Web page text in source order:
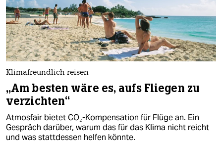
Klimafreundlich reisen
„Am besten wäre es, aufs Fliegen zu
verzichten“
Atmosfair bietet CO₂-Kompensation für Flüge an. Ein
Gespräch darüber, warum das für das Klima nicht reicht
und was stattdessen helfen könnte.